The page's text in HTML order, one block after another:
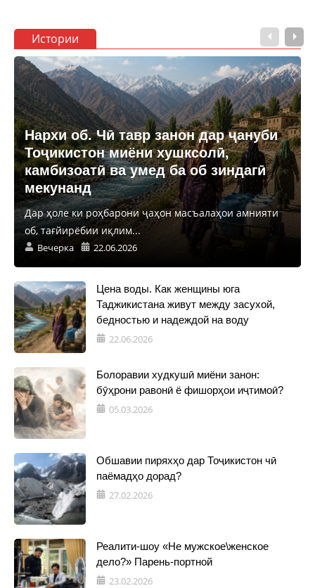
Истории
Нархи об. Чӣ тавр занон дар ҷануби
Тоҷикистон миёни хушксолӣ,
камбизоатӣ ва умед ба об зиндагӣ
мекунанд
Дар ҳоле ки роҳбарони ҷаҳон масъалаҳои амнияти
об, тағйирёбии иқлим...
Вечерка 22.06.2026
Цена воды. Как женщины юга
Таджикистана живут между засухой,
бедностью и надеждой на воду
22.06.2026
Болоравии худкушӣ миёни занон:
бӯҳрони равонӣ ё фишорҳои иҷтимоӣ?
05.03.2026
Обшавии пиряхҳо дар Тоҷикистон чӣ
паёмадҳо дорад?
27.02.2026
Реалити-шоу «Не мужское\женское
дело?» Парень-портной
23.02.2026